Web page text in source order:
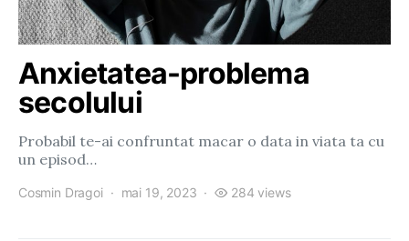
Anxietatea-problema
secolului
Probabil te-ai confruntat macar o data in viata ta cu
un episod…
Cosmin Dragoi mai 19, 2023 284 views